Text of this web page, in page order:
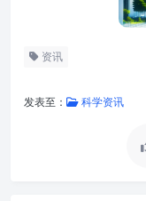
资讯
发表至： 科学资讯